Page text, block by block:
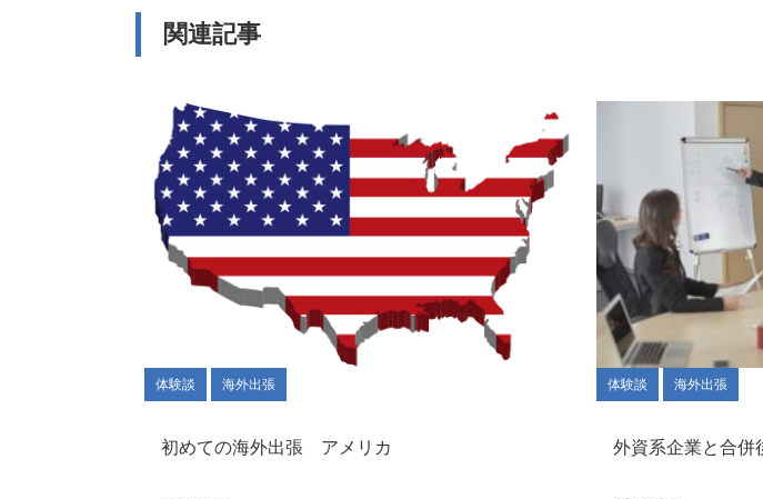
関連記事
体験談 海外出張
初めての海外出張 アメリカ
体験談 海外出張
外資系企業と合併